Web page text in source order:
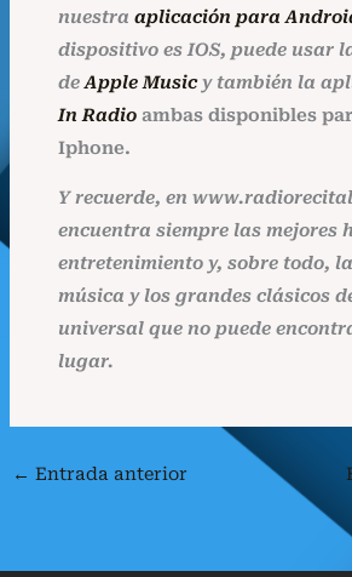
nuestra aplicación para
dispositivo es IOS, puede usar
deApple Musicy también la
In Radio ambas disponibles
Iphone.
Y recuerde, en
encuentra siempre las mejores
entretenimiento y, sobre todo,
música y los grandes clásicos
universal que no puede
lugar.
← Entrada anterior